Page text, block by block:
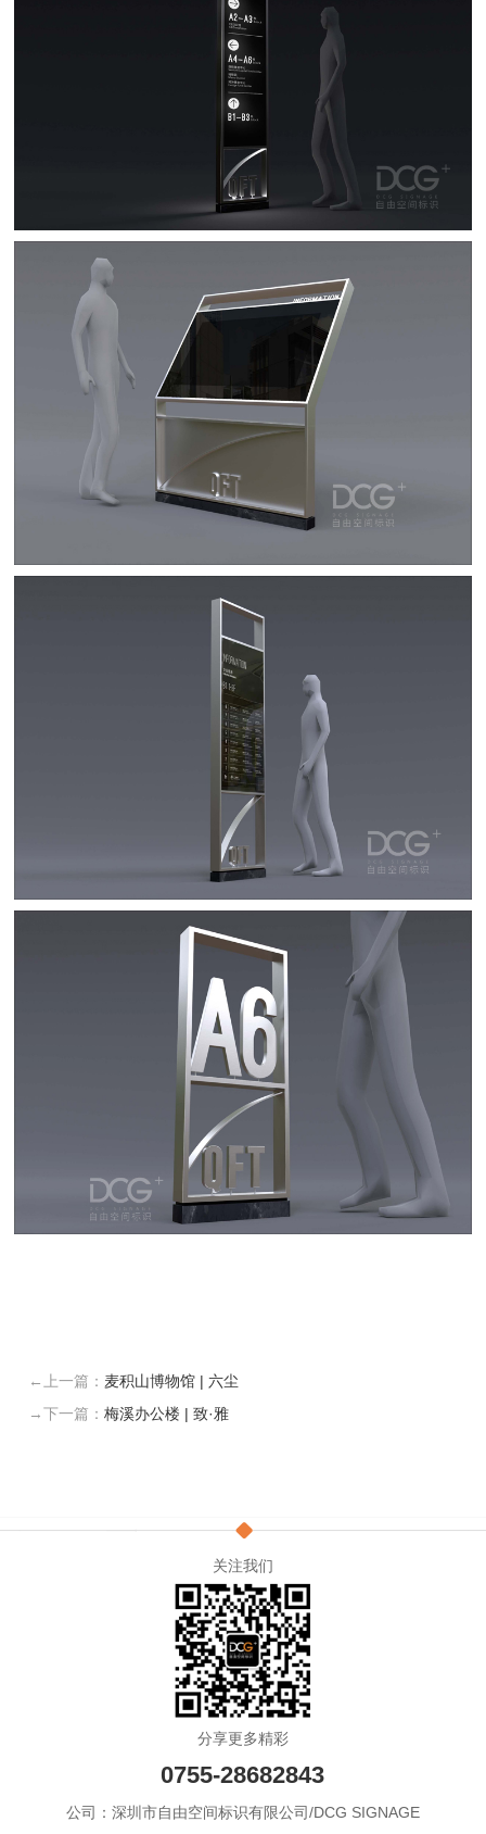
←上一篇： 麦积山博物馆 | 六尘
→下一篇：梅溪办公楼 | 致·雅
关注我们
分享更多精彩
0755-28682843
公司：深圳市自由空间标识有限公司/DCG SIGNAGE